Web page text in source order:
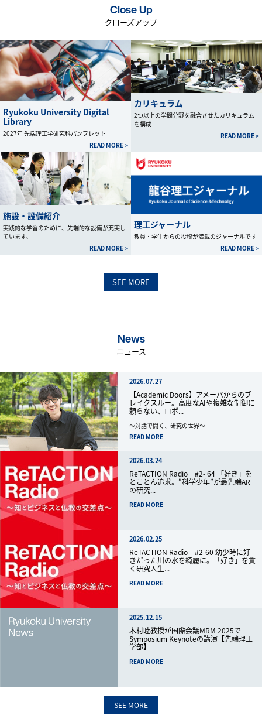
Close Up
クローズアップ
Ryukoku University Digital
Library
2027年 先端理工学研究科パンフレット
READ MORE >
カリキュラム
2つ以上の学問分野を融合させたカリキュラム
を構成
READ MORE >
施設・設備紹介
実践的な学習のために、先端的な設備が充実し
ています。
READ MORE >
理工ジャーナル
教員・学生からの投稿が満載のジャーナルです
READ MORE >
SEE MORE
News
ニュース
2026.07.27
【Academic Doors】アメーバからのブ
レイクスルー。高度なAIや複雑な制御に
頼らない、ロボ...
～対話で開く、研究の世界～
READ MORE
2026.03.24
ReTACTION Radio #2- 64 「好き」を
とことん追求。”科学少年”が最先端AR
の研究...
READ MORE
2026.02.25
ReTACTION Radio #2-60 幼少時に好
きだった川の水を綺麗に。「好き」を貫
く研究人生...
READ MORE
2025.12.15
木村睦教授が国際会議MRM 2025で
Symposium Keynoteの講演【先端理工
学部】
READ MORE
SEE MORE